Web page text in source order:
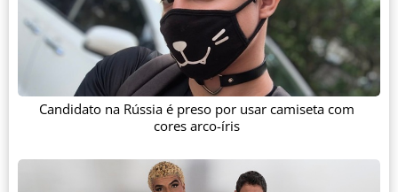
Candidato na Rússia é preso por usar camiseta com
cores arco-íris